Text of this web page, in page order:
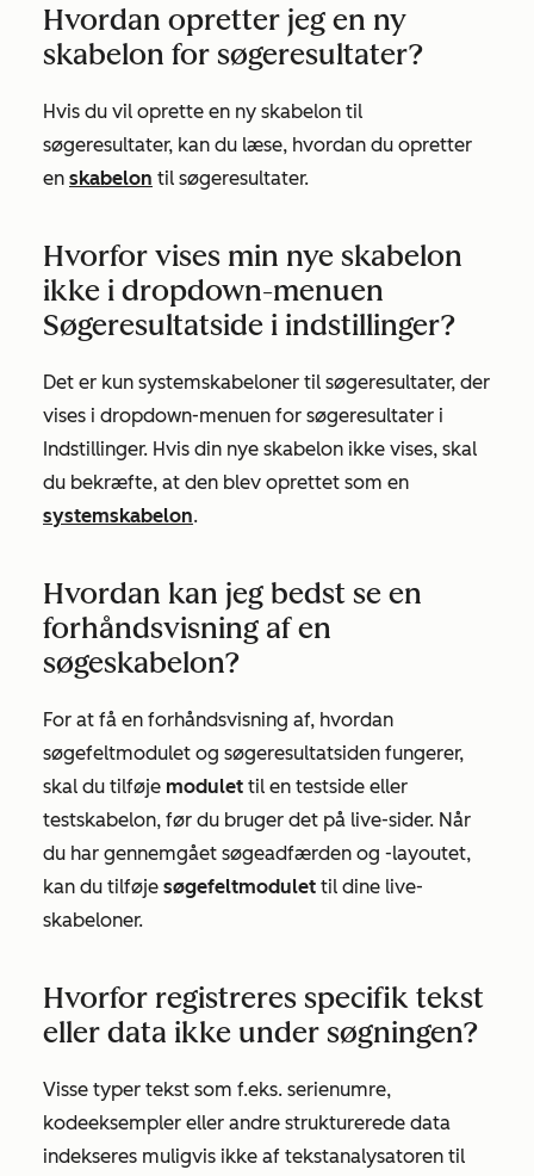
Hvordan opretter jeg en ny
skabelon for søgeresultater?
Hvis du vil oprette en ny skabelon til
søgeresultater, kan du læse, hvordan du opretter
en skabelon til søgeresultater.
Hvorfor vises min nye skabelon
ikke i dropdown-menuen
Søgeresultatside i indstillinger?
Det er kun systemskabeloner til søgeresultater, der
vises i dropdown-menuen for søgeresultater i
Indstillinger. Hvis din nye skabelon ikke vises, skal
du bekræfte, at den blev oprettet som en
systemskabelon.
Hvordan kan jeg bedst se en
forhåndsvisning af en
søgeskabelon?
For at få en forhåndsvisning af, hvordan
søgefeltmodulet og søgeresultatsiden fungerer,
skal du tilføje modulet til en testside eller
testskabelon, før du bruger det på live-sider. Når
du har gennemgået søgeadfærden og -layoutet,
kan du tilføje søgefeltmodulet til dine live-
skabeloner.
Hvorfor registreres specifik tekst
eller data ikke under søgningen?
Visse typer tekst som f.eks. serienumre,
kodeeksempler eller andre strukturerede data
indekseres muligvis ikke af tekstanalysatoren til